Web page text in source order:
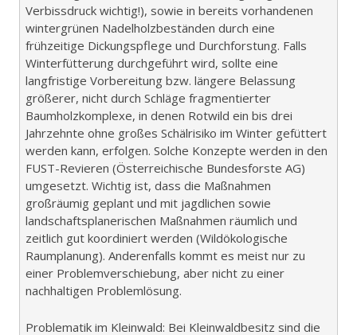
Verbissdruck wichtig!), sowie in bereits vorhandenen
wintergrünen Nadelholzbeständen durch eine
frühzeitige Dickungspflege und Durchforstung. Falls
Winterfütterung durchgeführt wird, sollte eine
langfristige Vorbereitung bzw. längere Belassung
größerer, nicht durch Schläge fragmentierter
Baumholzkomplexe, in denen Rotwild ein bis drei
Jahrzehnte ohne großes Schälrisiko im Winter gefüttert
werden kann, erfolgen. Solche Konzepte werden in den
FUST-Revieren (Österreichische Bundesforste AG)
umgesetzt. Wichtig ist, dass die Maßnahmen
großräumig geplant und mit jagdlichen sowie
landschaftsplanerischen Maßnahmen räumlich und
zeitlich gut koordiniert werden (Wildökologische
Raumplanung). Anderenfalls kommt es meist nur zu
einer Problemverschiebung, aber nicht zu einer
nachhaltigen Problemlösung.
Problematik im Kleinwald: Bei Kleinwaldbesitz sind die